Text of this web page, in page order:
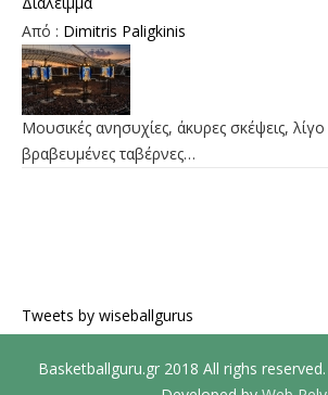
Από : Dimitris Paligkinis
Μουσικές ανησυχίες, άκυρες σκέψεις, λίγο
βραβευμένες ταβέρνες…
Tweets by wiseballgurus
Basketballguru.gr 2018 All righs